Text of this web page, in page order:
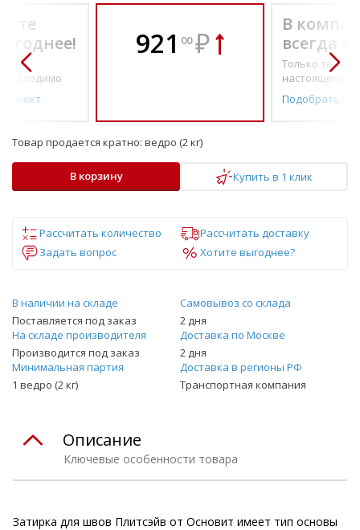
по-
921 00 ₽
В
всегда
Только то, что
настоящему
Подобрать
Товар продается кратно: ведро (2 кг)
В корзину Купить в 1 клик
Рассчитать количество
Рассчитать доставку
Задать вопрос
Хотите выгоднее?
В наличии на складе
Поставляется под заказ
Самовывоз со склада
2 дня
На складе производителя
Производится под заказ
Доставка по Москве
2 дня
Минимальная партия
1 ведро (2 кг)
Доставка в регионы РФ
Транспортная компания
Ключевые особенности товара
Описание
Затирка для швов Плитсэйв от Основит имеет тип основы